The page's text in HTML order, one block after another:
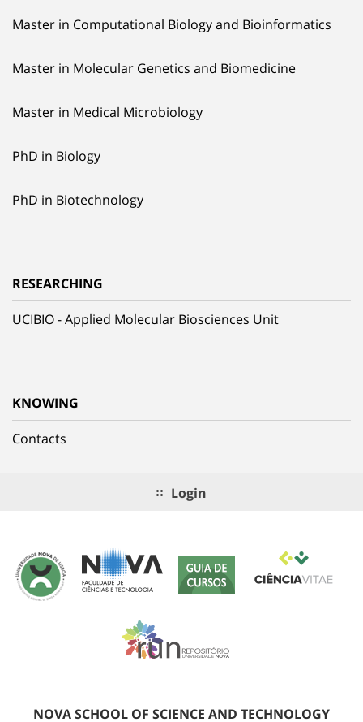
Master in Computational Biology and Bioinformatics
Master in Molecular Genetics and Biomedicine
Master in Medical Microbiology
PhD in Biology
PhD in Biotechnology
RESEARCHING
UCIBIO - Applied Molecular Biosciences Unit
KNOWING
Contacts
Login
NOVA SCHOOL OF SCIENCE AND TECHNOLOGY